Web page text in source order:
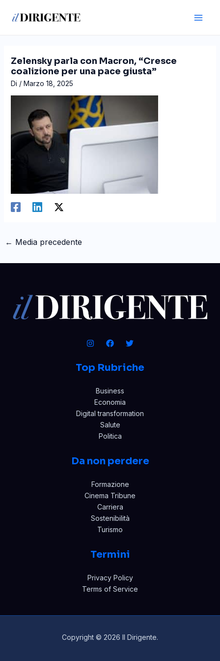
Zelensky parla con Macron, “Cresce
coalizione per una pace giusta”
Di / Marzo 18, 2025
articoli
← Media precedente
Top Rubriche
Business
Economia
Digital transformation
Salute
Politica
Da non perdere
Formazione
Cinema Tribune
Carriera
Sostenibilità
Turismo
Termini
Privacy Policy
Terms of Service
Copyright © 2026 Il Dirigente.